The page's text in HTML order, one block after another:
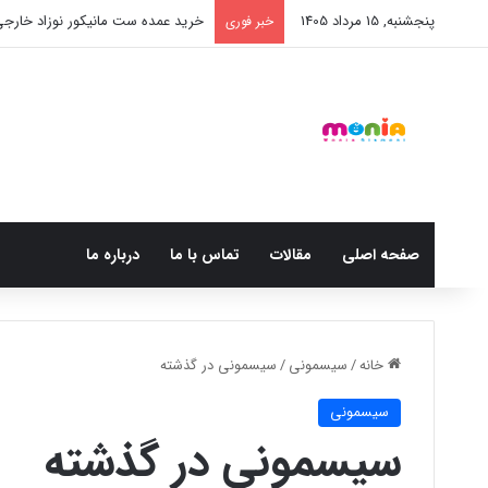
پنجشنبه, 15 مرداد 1405 خبر فوری خرید عمده ست مانیکور نوزاد
صفحه اصلی مقالات تماس با ما درباره ما
خانه/ سیسمونی/ سیسمونی در گذشته
سیسمونی
سیسمونی در گذشته